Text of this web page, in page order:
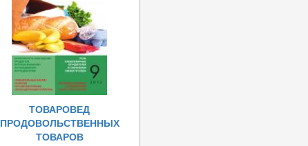
ТОВАРОВЕД
ПРОДОВОЛЬСТВЕННЫХ
ТОВАРОВ